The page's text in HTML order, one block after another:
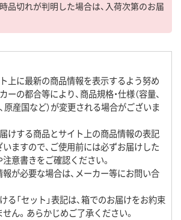
品切れが判明した場合は、入荷次第のお届
上に最新の商品情報を表示するよう努め
ーの都合等により、商品規格・仕様（容量、
原産国など）が変更される場合がございま
けする商品とサイト上の商品情報の表記
ますので、ご使用前には必ずお届けした
意書きをご確認ください。
が必要な場合は、メーカー等にお問い合
る「セット」表記は、箱でのお届けをお約束
ん。あらかじめご了承ください。